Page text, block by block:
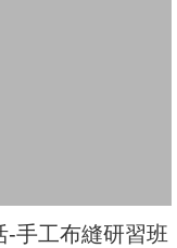
-手工布縫研習班